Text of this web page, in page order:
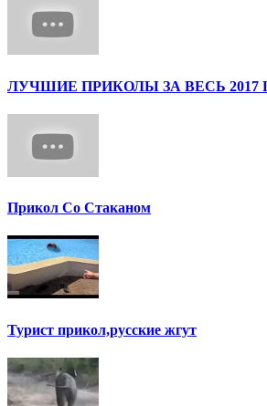
ЛУЧШИЕ ПРИКОЛЫ ЗА ВЕСЬ 2017
Прикол Со Стаканом
Турист прикол,русские жгут